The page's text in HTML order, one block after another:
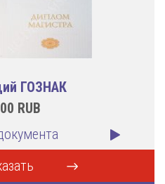
ГОЗНАК
RUB